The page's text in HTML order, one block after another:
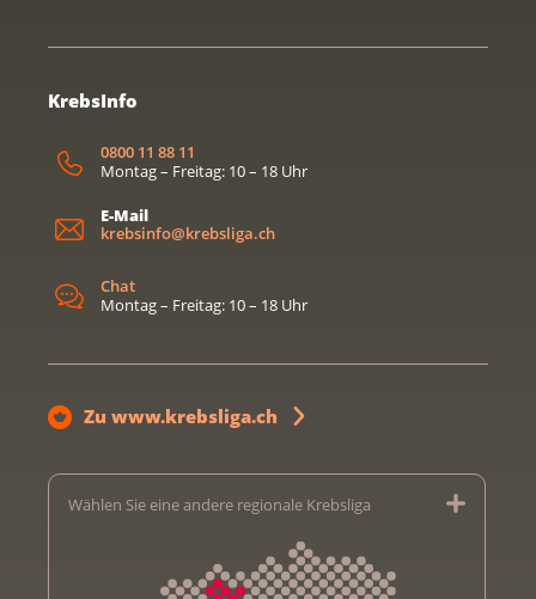
KrebsInfo
0800 11 88 11
Montag – Freitag: 10 – 18 Uhr
E-Mail
krebsinfo@krebsliga.ch
Chat
Montag – Freitag: 10 – 18 Uhr
Zu www.krebsliga.ch
Wählen Sie eine andere regionale Krebsliga